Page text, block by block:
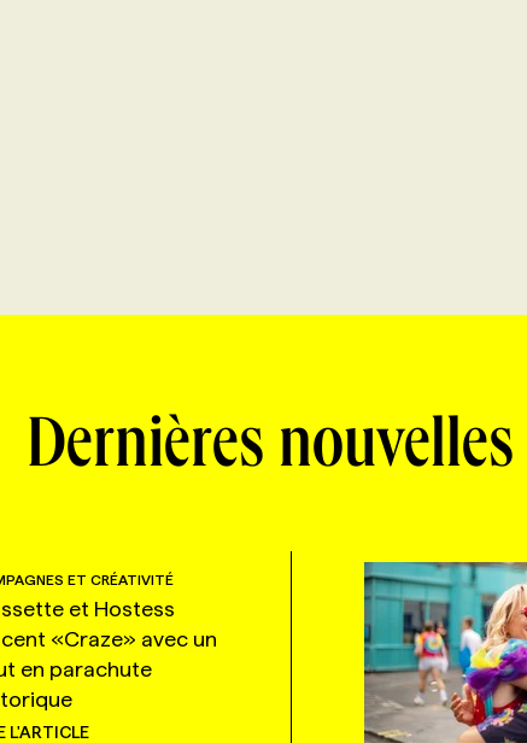
Dernières nouvelles
ET CRÉATIVITÉ
et Hostess
«Craze» avec un
en parachute
L'ARTICLE